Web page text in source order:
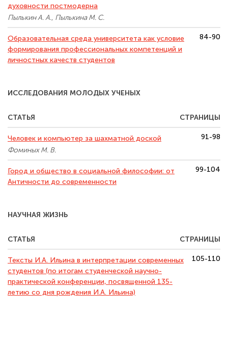
духовности постмодерна
Пылькин А. А., Пылькина М. С.
Образовательная среда университета как условие
формирования профессиональных компетенций и
личностных качеств студентов
84-90
ИССЛЕДОВАНИЯ МОЛОДЫХ УЧЕНЫХ
СТАТЬЯ СТРАНИЦЫ
Человек и компьютер за шахматной доской
Фоминых М. В.
91-98
Город и общество в социальной философии: от
Античности до современности
99-104
НАУЧНАЯ ЖИЗНЬ
СТАТЬЯ СТРАНИЦЫ
Тексты И.А. Ильина в интерпретации современных
студентов (по итогам студенческой научно-
практической конференции, посвященной 135-
летию со дня рождения И.А. Ильина)
105-110